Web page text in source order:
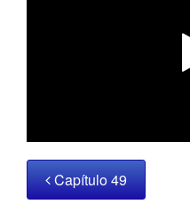
Capítulo 49